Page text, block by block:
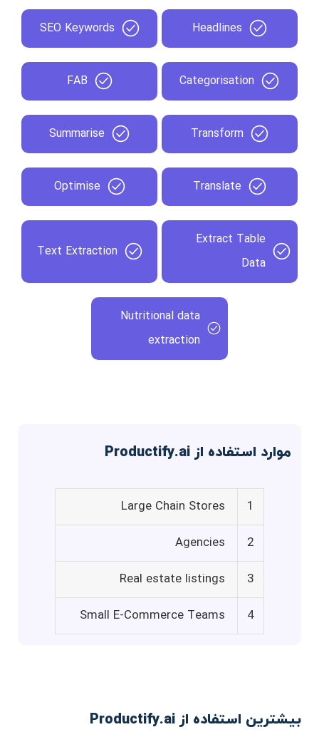
Headlines
SEO Keywords
Categorisation
FAB
Transform
Summarise
Translate
Optimise
Extract Table
Data
Text Extraction
Nutritional data
extraction
موارد استفاده از Productify.ai
1
Large Chain Stores
2
Agencies
3
Real estate listings
4
Small E-Commerce Teams
بیشترین استفاده از Productify.ai